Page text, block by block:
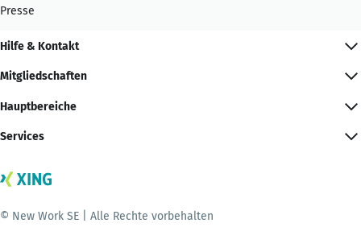
Presse
Hilfe & Kontakt
Mitgliedschaften
Hauptbereiche
Services
© New Work SE | Alle Rechte vorbehalten